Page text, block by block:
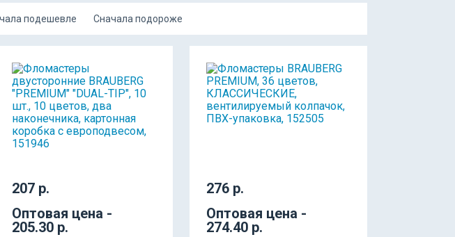
подешевле Сначала подороже
207 р.
Оптовая цена -
205.30 р.
276 р.
Оптовая цена -
274.40 р.